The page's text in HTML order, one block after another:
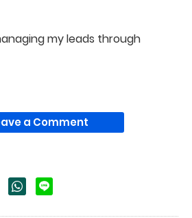
my leads through
a Comment